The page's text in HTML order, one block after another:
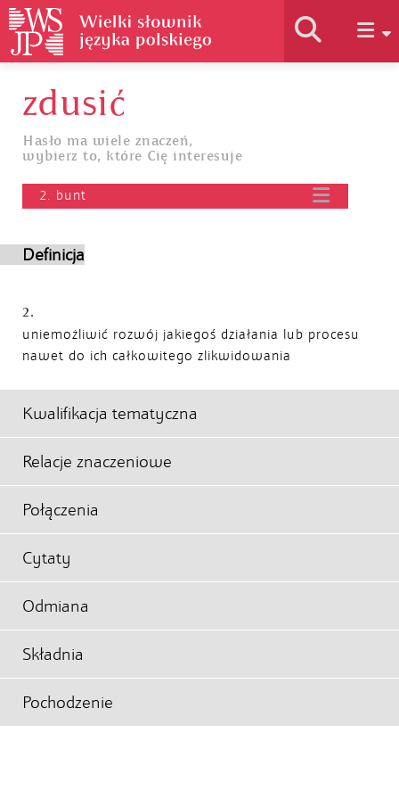
Jak korzystać
zdusić
Hasło ma wiele znaczeń,
wybierz to, które Cię interesuje
2. bunt
Definicja
2.
uniemożliwić rozwój jakiegoś działania lub procesu
nawet do ich całkowitego zlikwidowania
Kwalifikacja tematyczna
Relacje znaczeniowe
Połączenia
Cytaty
Odmiana
Składnia
Pochodzenie